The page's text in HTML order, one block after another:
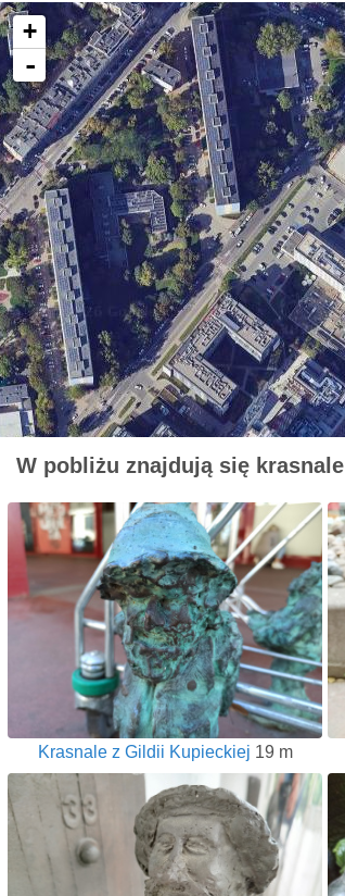
+
-
W pobliżu znajdują się krasnale
Krasnale z Gildii Kupieckiej 19 m